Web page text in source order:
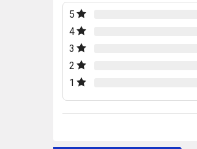
5
4
3
2
1